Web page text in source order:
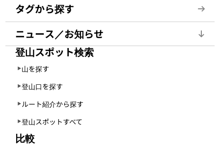
タグから探す
ニュース／お知らせ
登山スポット検索
山を探す
登山口を探す
ルート紹介から探す
登山スポットすべて
比較